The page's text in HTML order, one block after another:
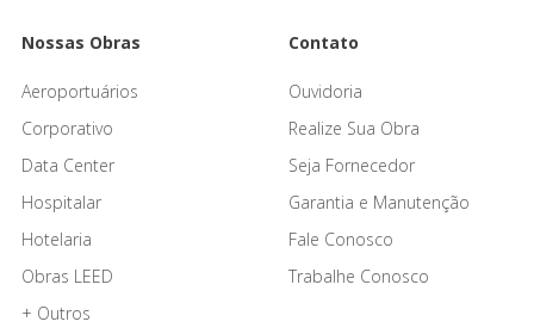
Nossas Obras
Aeroportuários
Corporativo
Data Center
Hospitalar
Hotelaria
Obras LEED
+ Outros
Contato
Ouvidoria
Realize Sua Obra
Seja Fornecedor
Garantia e Manutenção
Fale Conosco
Trabalhe Conosco